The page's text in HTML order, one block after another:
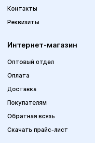
Контакты
Реквизиты
Интернет-магазин
Оптовый отдел
Оплата
Доставка
Покупателям
Обратная всязь
Скачать прайс-лист